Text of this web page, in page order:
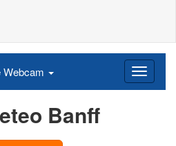
Webcam
Banff